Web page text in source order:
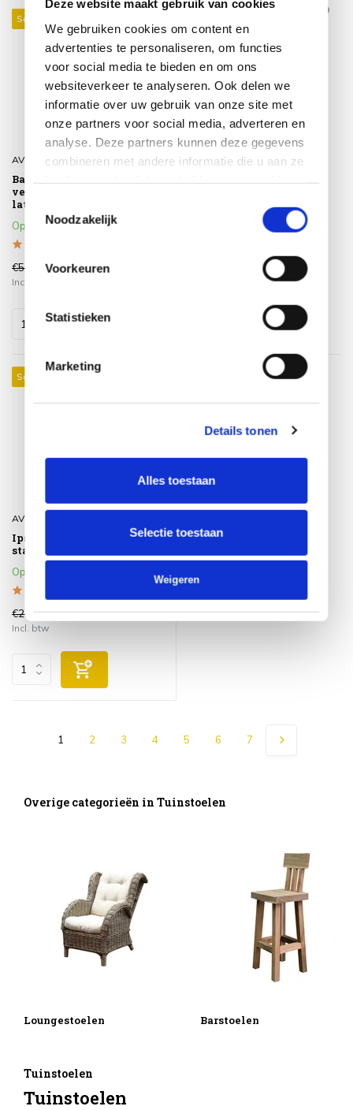
Deze website maakt gebruik van cookies
We gebruiken cookies om content en
advertenties te personaliseren, om functies
voor social media te bieden en om ons
websiteverkeer te analyseren. Ook delen we
informatie over uw gebruik van onze site met
onze partners voor social media, adverteren en
analyse. Deze partners kunnen deze gegevens
combineren met andere informatie die u aan ze
Noodzakelijk
Voorkeuren
Statistieken
Marketing
Details tonen
Alles toestaan
Selectie toestaan
Weigeren
Sale 27%
AVH-Collectie
Barolo lounge tuinstoel
verstelbaar aluminium
latte
Op voorraad
€549,00 €399,00
Incl. btw
4 Seasons Outdoor
Biarritz dining stoel 4
€399,00
Sale 41%
AVH-Collectie
Ipsos hangstoel met
standaard
Op voorraad
€299,00 €175,00
Incl. btw
1 2 3 4 5 6 7
Overige categorieën in Tuinstoelen
Loungestoelen Barstoelen
Tuinstoelen
Tuinstoelen